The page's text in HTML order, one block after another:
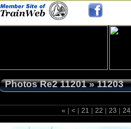
Photos Re2 11201»11203
« | < | 21 | 22 | 23 | 24